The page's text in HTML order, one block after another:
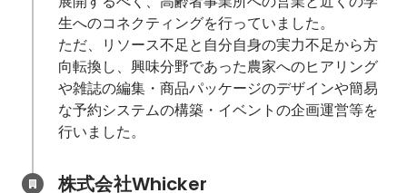
生へのコネクティングを行っていました。
ただ、リソース不足と自分自身の実力不足から方
向転換し、興味分野であった農家へのヒアリング
や雑誌の編集・商品パッケージのデザインや簡易
な予約システムの構築・イベントの企画運営等を
行いました。
株式会社Whicker